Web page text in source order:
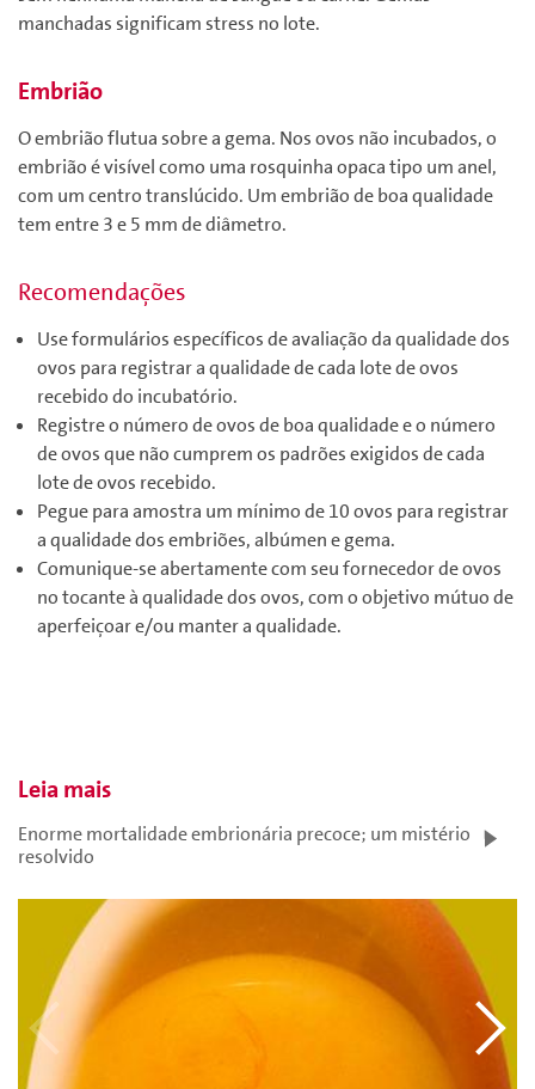
manchadas significam stress no lote.
Embrião
O embrião flutua sobre a gema. Nos ovos não incubados, o
embrião é visível como uma rosquinha opaca tipo um anel,
com um centro translúcido. Um embrião de boa qualidade
tem entre 3 e 5 mm de diâmetro.
Recomendações
Use formulários específicos de avaliação da qualidade dos
ovos para registrar a qualidade de cada lote de ovos
recebido do incubatório.
Registre o número de ovos de boa qualidade e o número
de ovos que não cumprem os padrões exigidos de cada
lote de ovos recebido.
Pegue para amostra um mínimo de 10 ovos para registrar
a qualidade dos embriões, albúmen e gema.
Comunique-se abertamente com seu fornecedor de ovos
no tocante à qualidade dos ovos, com o objetivo mútuo de
aperfeiçoar e/ou manter a qualidade.
Leia mais
Enorme mortalidade embrionária precoce; um mistério
resolvido